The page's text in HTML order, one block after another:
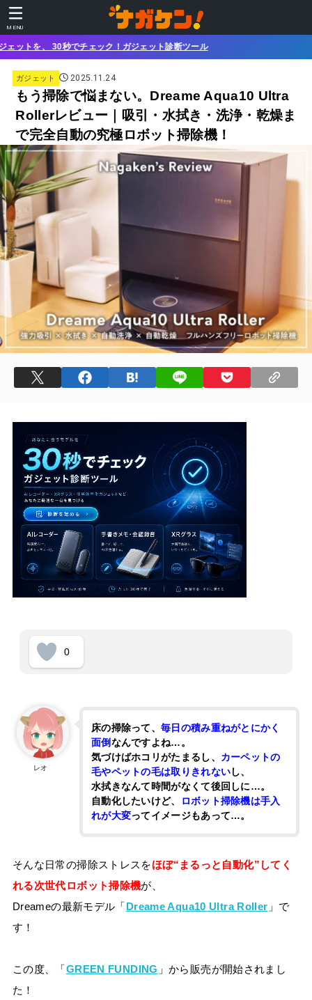
MENU
ク！ガジェット診断ツール
ガジェット 2025.11.24
もう掃除で悩まない。Dreame Aqua10 Ultra
Rollerレビュー｜吸引・水拭き・洗浄・乾燥ま
で完全自動の究極ロボット掃除機！
0
レオ
床の掃除って、毎日の積み重ねがとにかく
面倒なんですよね…。
気づけばホコリがたまるし、 カーペットの
毛やペットの毛は取りきれないし、
水拭きなんて時間がなくて後回しに…。
自動化したいけど、
ロボット掃除機は手入
れが大変ってイメージもあって…。
そんな日常の掃除ストレスをほぼ“まるっと自動化”してく
れる次世代ロボット掃除機が、
Dreameの最新モデル「Dreame Aqua10 Ultra Roller 」で
す！
この度、「GREEN FUNDING 」から販売が開始されまし
た！